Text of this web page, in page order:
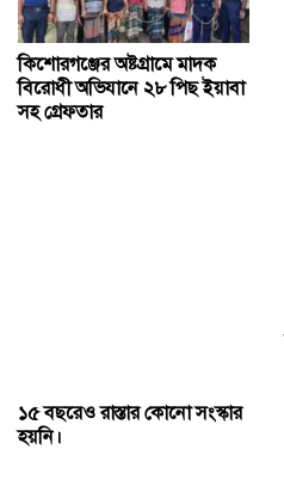
কিশোরগঞ্জের ‎অষ্টগ্রামে মাদক
বিরোধী অভিযানে ২৮ পিছ ইয়াবা
সহ গ্রেফতার
১৫ বছরেও রাস্তার কোনো সংস্কার
হয়নি।